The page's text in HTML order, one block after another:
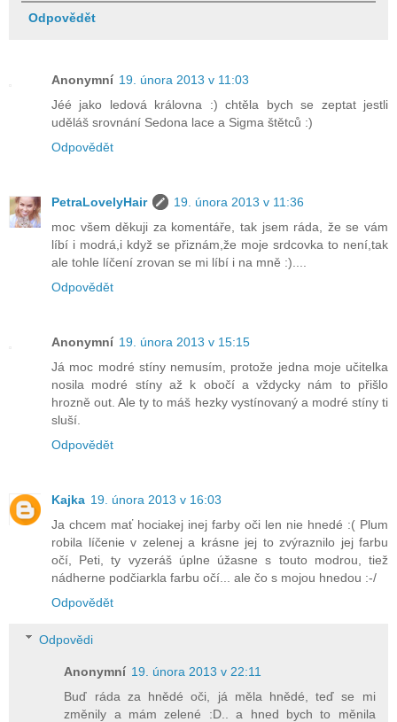
Odpovědět
Anonymní 19. února 2013 v 11:03
Jéé jako ledová královna :) chtěla bych se zeptat jestli
uděláš srovnání Sedona lace a Sigma štětců :)
Odpovědět
PetraLovelyHair
19. února 2013 v 11:36
moc všem děkuji za komentáře, tak jsem ráda, že se vám
líbí i modrá,i když se přiznám,že moje srdcovka to není,tak
ale tohle líčení zrovan se mi líbí i na mně :)....
Odpovědět
Anonymní 19. února 2013 v 15:15
Já moc modré stíny nemusím, protože jedna moje učitelka
nosila modré stíny až k obočí a vždycky nám to přišlo
hrozně out. Ale ty to máš hezky vystínovaný a modré stíny ti
sluší.
Odpovědět
Kajka 19. února 2013 v 16:03
Ja chcem mať hociakej inej farby oči len nie hnedé :( Plum
robila líčenie v zelenej a krásne jej to zvýraznilo jej farbu
očí, Peti, ty vyzeráš úplne úžasne s touto modrou, tiež
nádherne podčiarkla farbu očí... ale čo s mojou hnedou :-/
Odpovědět
Odpovědi
Anonymní 19. února 2013 v 22:11
Buď ráda za hnědé oči, já měla hnědé, teď se mi
změnily a mám zelené :D.. a hned bych to měnila